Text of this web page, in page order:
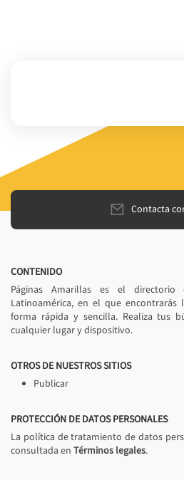
Contacta
CONTENIDO
Páginas Amarillas es el
Latinoamérica, en el que
forma rápida y sencilla. Realiza tus
cualquier lugar y dispositivo.
OTROS DE NUESTROS SITIOS
Publicar
PROTECCIÓN DE DATOS PERSONALES
La política de tratamiento de datos
consultada en Términos legales.